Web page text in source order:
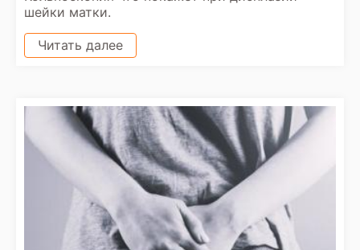
шейки матки.
Читать далее